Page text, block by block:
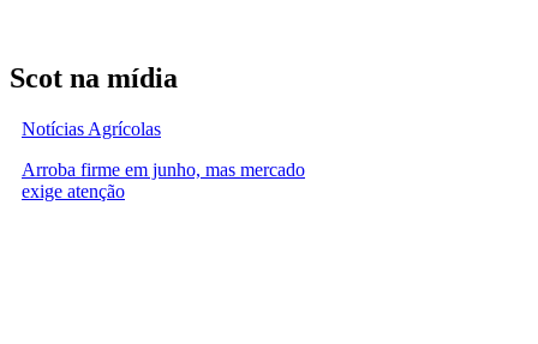
Scot na mídia
Notícias Agrícolas
Arroba firme em junho, mas mercado
exige atenção